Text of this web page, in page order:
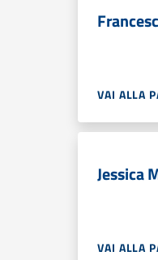
VAI ALLA
Jessica
VAI ALLA